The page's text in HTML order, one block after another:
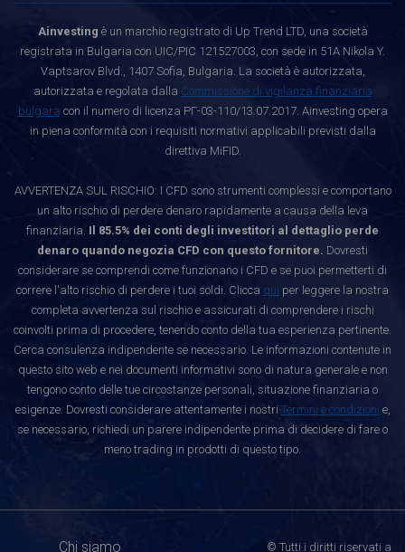
Ainvesting è un marchio registrato di Up Trend LTD, una società
registrata in Bulgaria con UIC/PIC 121527003, con sede in 51A Nikola Y.
Vaptsarov Blvd., 1407 Sofia, Bulgaria. La società è autorizzata,
autorizzata e regolata dalla Commissione di vigilanza finanziaria
bulgara con il numero di licenza РГ-03-110/13.07.2017. Ainvesting opera
in piena conformità con i requisiti normativi applicabili previsti dalla
direttiva MiFID.
AVVERTENZA SUL RISCHIO: I CFD sono strumenti complessi e comportano
un alto rischio di perdere denaro rapidamente a causa della leva
finanziaria. Il 85.5% dei conti degli investitori al dettaglio perde
denaro quando negozia CFD con questo fornitore. Dovresti
considerare se comprendi come funzionano i CFD e se puoi permetterti di
correre l'alto rischio di perdere i tuoi soldi. Clicca qui per leggere la nostra
completa avvertenza sul rischio e assicurati di comprendere i rischi
coinvolti prima di procedere, tenendo conto della tua esperienza pertinente.
Cerca consulenza indipendente se necessario. Le informazioni contenute in
questo sito web e nei documenti informativi sono di natura generale e non
tengono conto delle tue circostanze personali, situazione finanziaria o
esigenze. Dovresti considerare attentamente i nostri Termini e condizioni e,
se necessario, richiedi un parere indipendente prima di decidere di fare o
meno trading in prodotti di questo tipo.
Chi siamo © Tutti i diritti riservati a